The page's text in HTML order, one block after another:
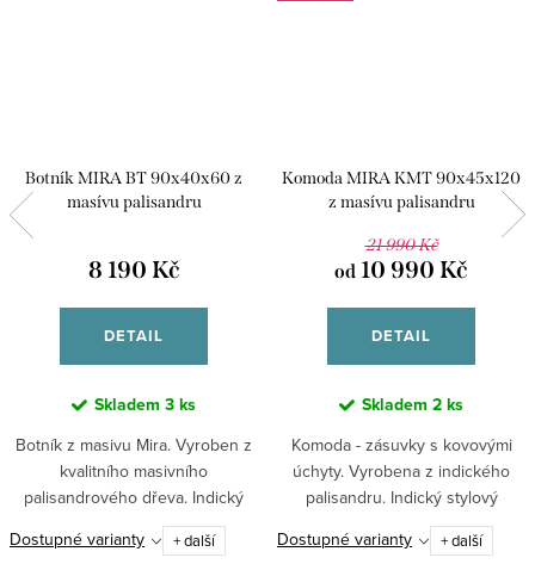
Botník MIRA BT 90x40x60 z
masívu palisandru
8 190 Kč
DETAIL
Skladem 3 ks
Botník z masivu Mira. Vyroben z
kvalitního masivního
palisandrového dřeva. Indický
stylový nábytek.
Dostupné varianty + další
Komoda MIRA KMT 90x45x120
z masívu palisandru
21 990 Kč
od 10 990 Kč
DETAIL
Skladem 2 ks
Komoda - zásuvky s kovovými
úchyty. Vyrobena z indického
palisandru. Indický stylový
nábytek.
Dostupné varianty + další